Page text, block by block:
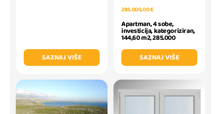
SAZNAJ VIŠE
285.000,00 €
Apartman, 4 sobe,
investicija, kategoriziran,
144,60 m2, 285.000
SAZNAJ VIŠE